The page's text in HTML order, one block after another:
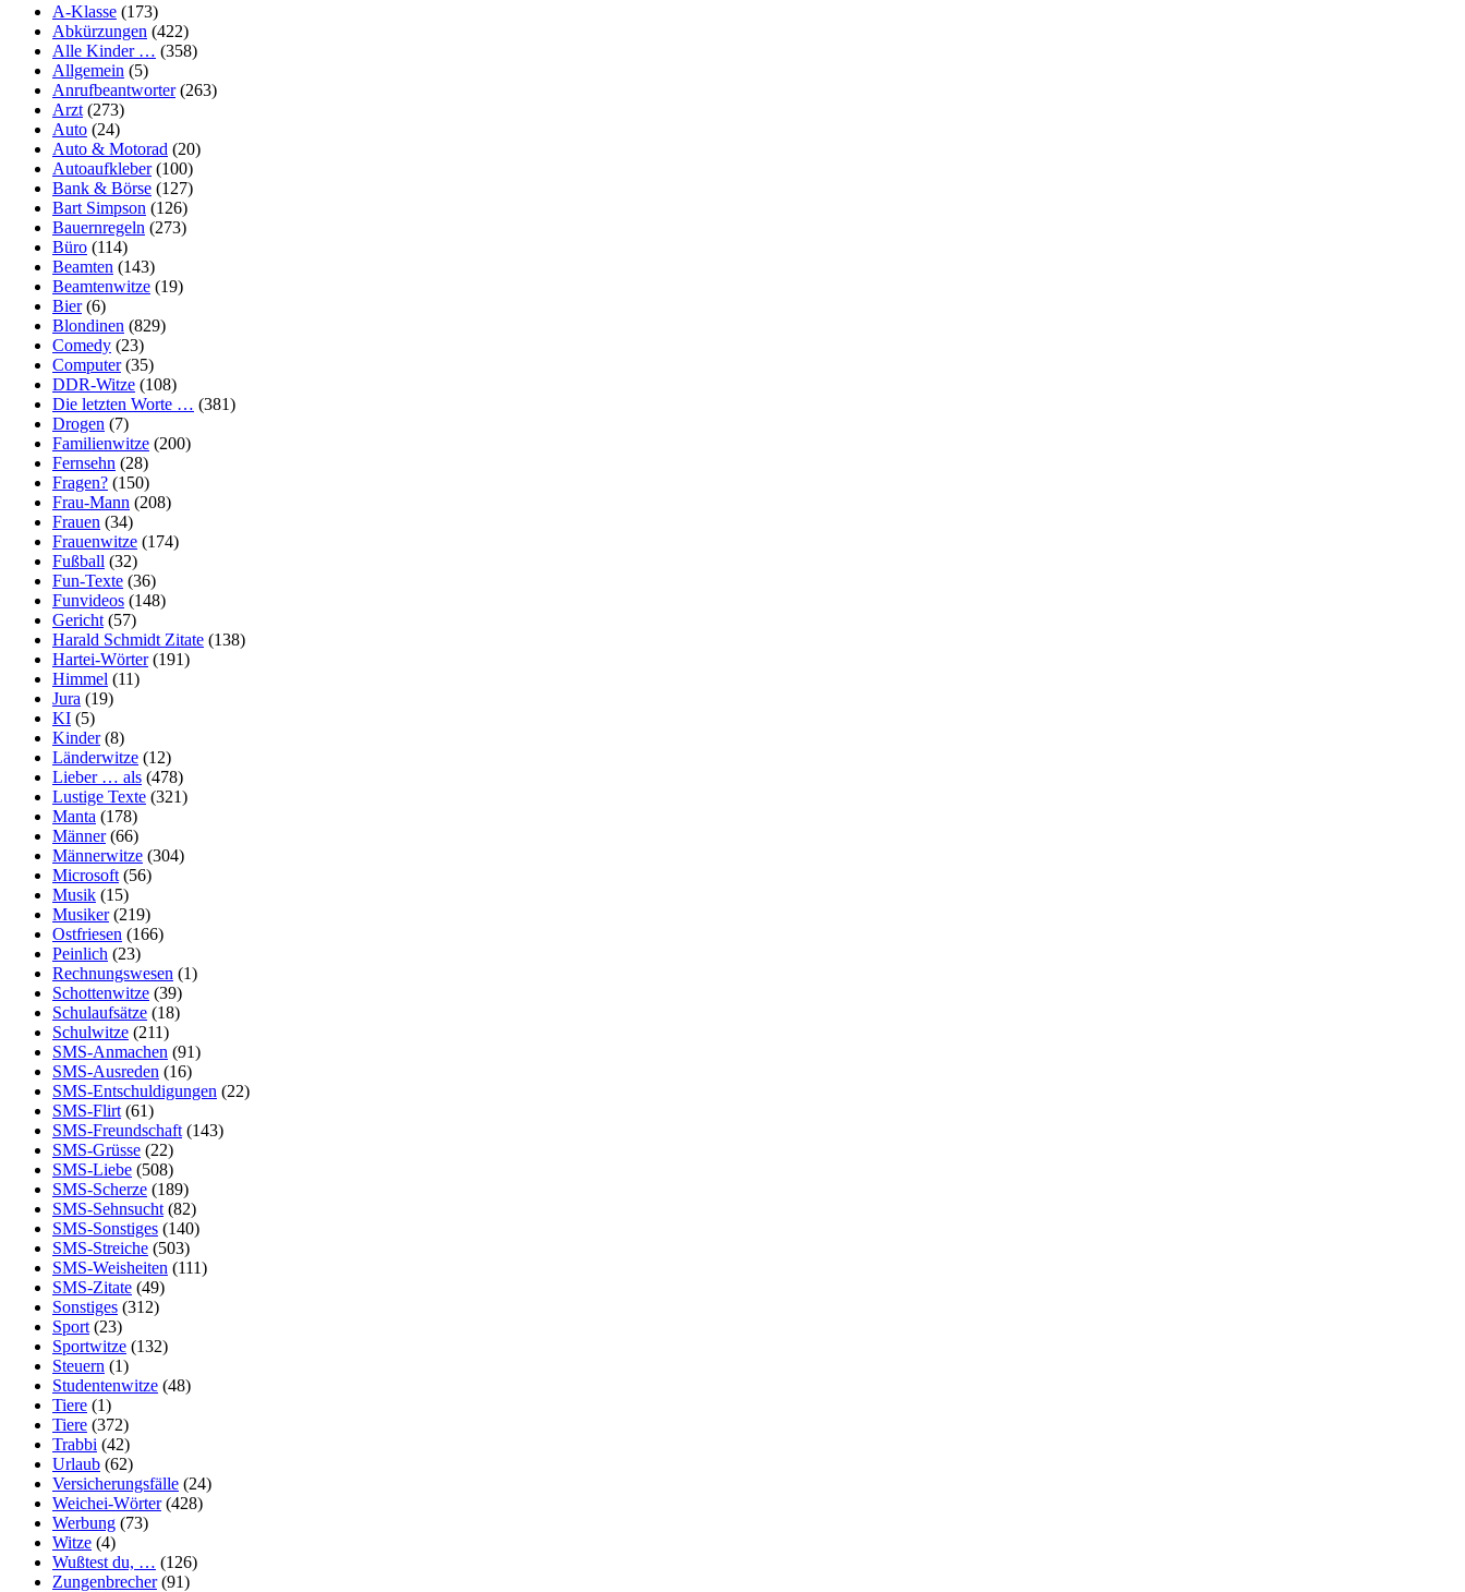
A-Klasse (173)
Abkürzungen (422)
Alle Kinder … (358)
Allgemein (5)
Anrufbeantworter(263)
Arzt (273)
Auto (24)
Auto & Motorad (20)
Autoaufkleber(100)
Bank & Börse (127)
Bart Simpson (126)
Bauernregeln (273)
Büro (114)
Beamten (143)
Beamtenwitze (19)
Bier(6)
Blondinen (829)
Comedy (23)
Computer(35)
DDR-Witze (108)
Die letzten Worte … (381)
Drogen (7)
Familienwitze (200)
Fernsehn (28)
Fragen? (150)
Frau-Mann (208)
Frauen (34)
Frauenwitze (174)
Fußball (32)
Fun-Texte (36)
Funvideos (148)
Gericht (57)
Harald Schmidt Zitate (138)
Hartei-Wörter(191)
Himmel (11)
Jura (19)
KI (5)
Kinder(8)
Länderwitze (12)
Lieber … als (478)
Lustige Texte (321)
Manta (178)
Männer(66)
Männerwitze (304)
Microsoft (56)
Musik (15)
Musiker(219)
Ostfriesen (166)
Peinlich (23)
Rechnungswesen (1)
Schottenwitze (39)
Schulaufsätze (18)
Schulwitze (211)
SMS-Anmachen (91)
SMS-Ausreden (16)
SMS-Entschuldigungen (22)
SMS-Flirt (61)
SMS-Freundschaft (143)
SMS-Grüsse (22)
SMS-Liebe (508)
SMS-Scherze (189)
SMS-Sehnsucht (82)
SMS-Sonstiges (140)
SMS-Streiche (503)
SMS-Weisheiten (111)
SMS-Zitate (49)
Sonstiges (312)
Sport (23)
Sportwitze (132)
Steuern (1)
Studentenwitze (48)
Tiere (1)
Tiere (372)
Trabbi (42)
Urlaub (62)
Versicherungsfälle (24)
Weichei-Wörter(428)
Werbung (73)
Witze (4)
Wußtest du, … (126)
Zungenbrecher(91)